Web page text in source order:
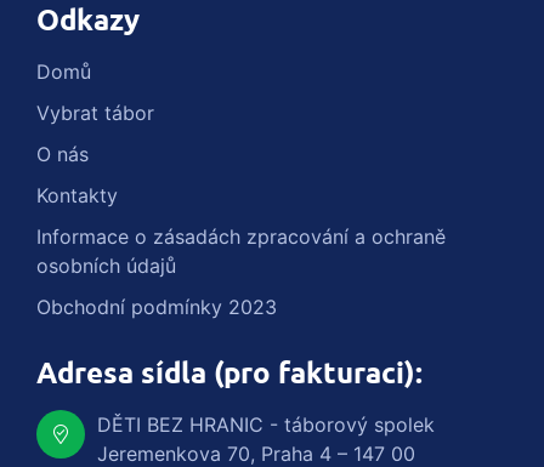
Odkazy
Domů
Vybrat tábor
O nás
Kontakty
Informace o zásadách zpracování a ochraně
osobních údajů
Obchodní podmínky 2023
Adresa sídla (pro fakturaci):
DĚTI BEZ HRANIC - táborový spolek
Jeremenkova 70, Praha 4 – 147 00